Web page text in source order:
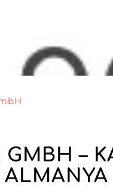
–
ALMANYA